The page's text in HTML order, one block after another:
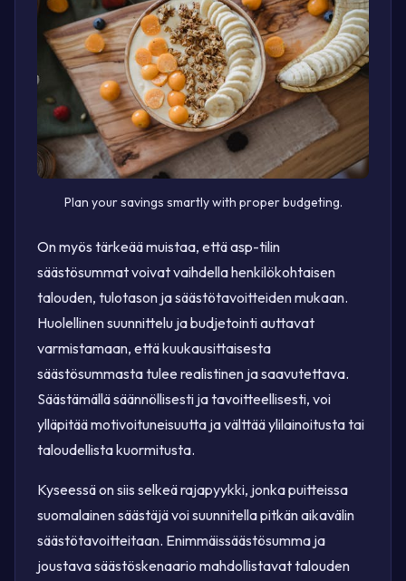
Plan your savings smartly with proper budgeting.
On myös tärkeää muistaa, että asp-tilin
säästösummat voivat vaihdella henkilökohtaisen
talouden, tulotason ja säästötavoitteiden mukaan.
Huolellinen suunnittelu ja budjetointi auttavat
varmistamaan, että kuukausittaisesta
säästösummasta tulee realistinen ja saavutettava.
Säästämällä säännöllisesti ja tavoitteellisesti, voi
ylläpitää motivoituneisuutta ja välttää ylilainoitusta tai
taloudellista kuormitusta.
Kyseessä on siis selkeä rajapyykki, jonka puitteissa
suomalainen säästäjä voi suunnitella pitkän aikavälin
säästötavoitteitaan. Enimmäissäästösumma ja
joustava säästöskenaario mahdollistavat talouden